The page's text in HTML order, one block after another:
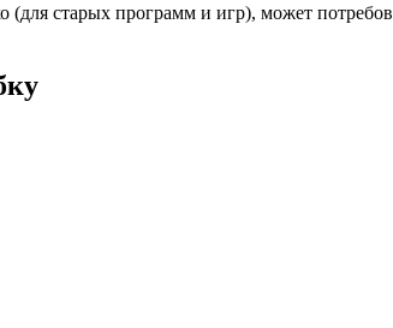
(для старых программ и игр), может